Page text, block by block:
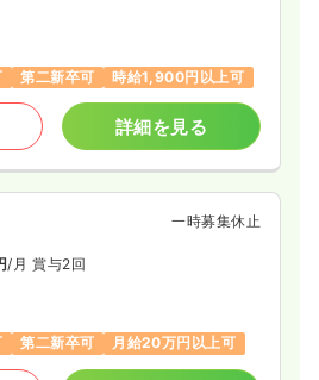
第二新卒可 時給1,900円以上可
詳細を見る
一時募集休止
/月 賞与2回
第二新卒可 月給20万円以上可